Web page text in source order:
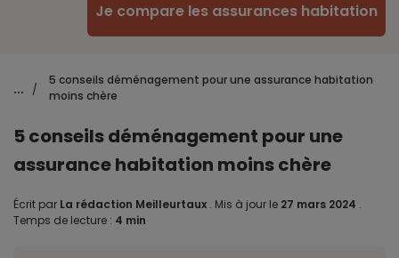
Je compare les assurances habitation
... /
5 conseils déménagement pour une assurance habitation
moins chère
5 conseils déménagement pour une
assurance habitation moins chère
Écrit par La rédaction Meilleurtaux . Mis à jour le 27 mars 2024 .
Temps de lecture : 4 min